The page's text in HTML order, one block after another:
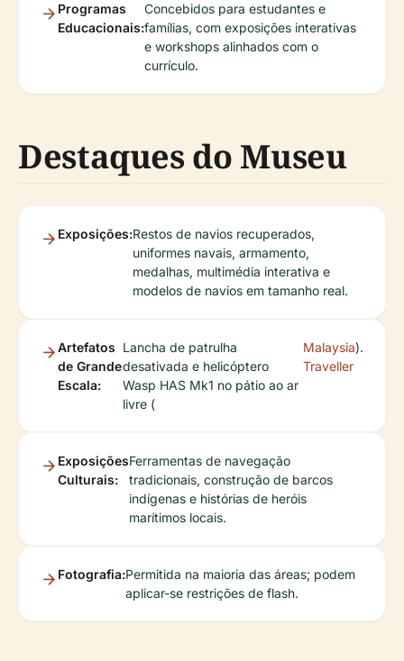
Programas
Educacionais:
Concebidos para estudantes e
famílias, com exposições interativas
e workshops alinhados com o
currículo.
Destaques do Museu
Exposições:Restos de navios recuperados,
uniformes navais, armamento,
medalhas, multimédia interativa e
modelos de navios em tamanho real.
Artefatos
de Grande
Escala:
Lancha de patrulha
desativada e helicóptero
Wasp HAS Mk1 no pátio ao ar
livre (
Malaysia
Traveller
).
Exposições
Culturais:
Ferramentas de navegação
tradicionais, construção de barcos
indígenas e histórias de heróis
marítimos locais.
Fotografia:Permitida na maioria das áreas; podem
aplicar-se restrições de flash.